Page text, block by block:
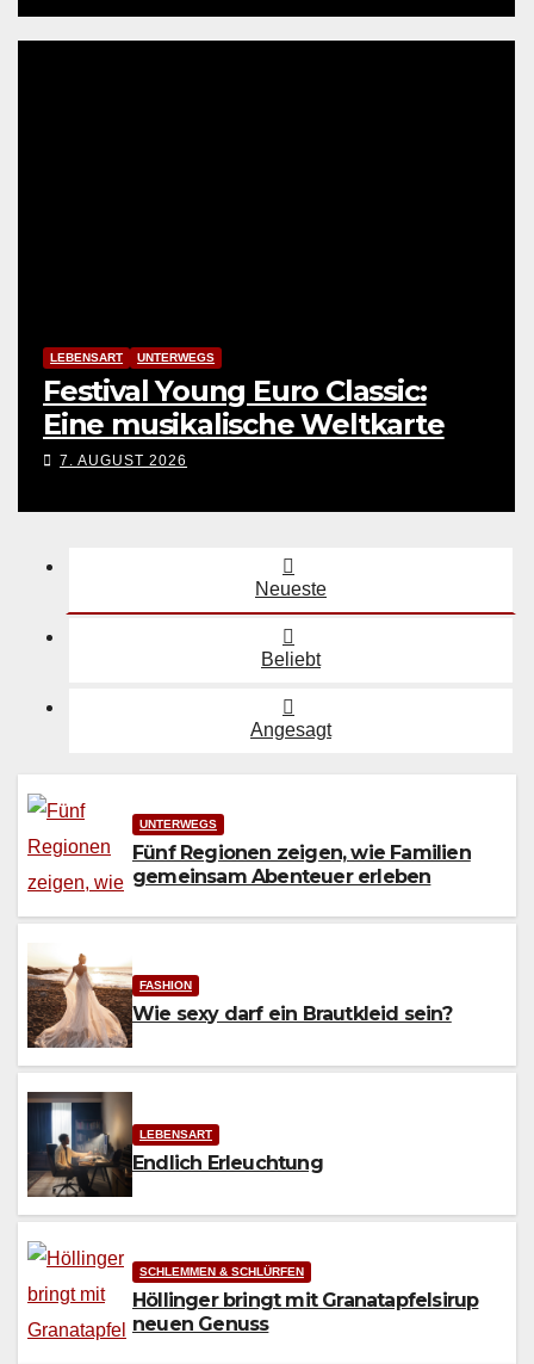
LEBENSART UNTERWEGS
Festival Young Euro Classic:
Eine musikalische Weltkarte
7. AUGUST 2026
Neueste
Beliebt
Angesagt
UNTERWEGS
Fünf Regionen zeigen, wie Familien
gemeinsam Abenteuer erleben
FASHION
Wie sexy darf ein Brautkleid sein?
LEBENSART
Endlich Erleuchtung
SCHLEMMEN & SCHLÜRFEN
Höllinger bringt mit Granatapfelsirup
neuen Genuss